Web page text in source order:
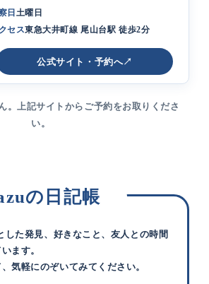
日 土曜日
セス東急大井町線 尾山台駅 徒歩2分
公式サイト・予約へ↗
。上記サイトからご予約をお取りくださ
い。
の日記帳
した発見、好きなこと、友人との時間
ます。
気軽にのぞいてみてください。